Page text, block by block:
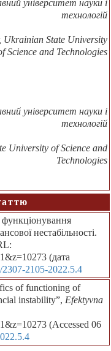
університет науки і
технологій
Ukrainian State University
Science and Technologies
університет науки і
технологій
University of Science and
Technologies
нестабільності.
(дата
2307-2105-2022.5.4
of functioning of
instability”, Efektyvna
(Accessed 06